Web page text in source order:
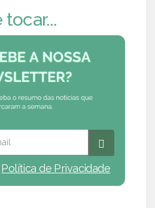
Política de Privacidade